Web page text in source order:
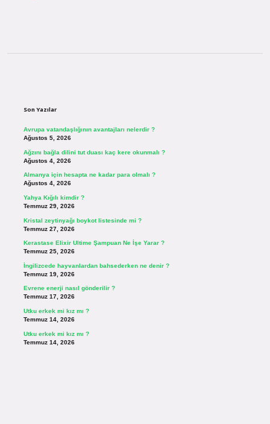
Son Yazılar
Avrupa vatandaşlığının avantajları nelerdir ?
Ağustos 5, 2026
Ağzını bağla dilini tut duası kaç kere okunmalı ?
Ağustos 4, 2026
Almanya için hesapta ne kadar para olmalı ?
Ağustos 4, 2026
Yahya Kığılı kimdir ?
Temmuz 29, 2026
Kristal zeytinyağı boykot listesinde mi ?
Temmuz 27, 2026
Kerastase Elixir Ultime Şampuan Ne İşe Yarar ?
Temmuz 25, 2026
İngilizcede hayvanlardan bahsederken ne denir ?
Temmuz 19, 2026
Evrene enerji nasıl gönderilir ?
Temmuz 17, 2026
Utku erkek mi kız mı ?
Temmuz 14, 2026
Utku erkek mi kız mı ?
Temmuz 14, 2026